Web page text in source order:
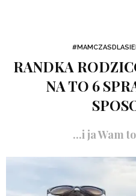
RANDKA
NA TO 6
...i ja Wam